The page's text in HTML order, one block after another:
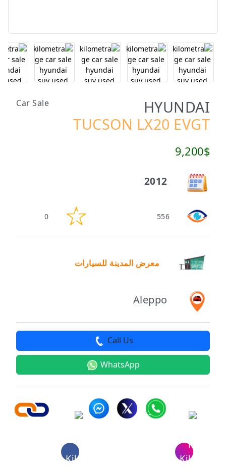
HYUNDAI
Car Sale
TUCSON LX20 EVGT
9,200$
2012
556
0
معرض المدينة للسيارات
Aleppo
Call Us
WhatsApp